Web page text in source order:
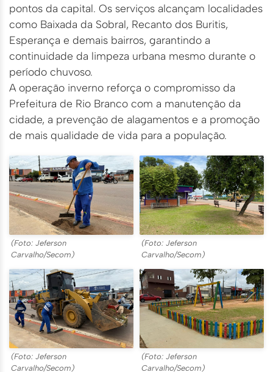
pontos da capital. Os serviços alcançam localidades
como Baixada da Sobral, Recanto dos Buritis,
Esperança e demais bairros, garantindo a
continuidade da limpeza urbana mesmo durante o
período chuvoso.
A operação inverno reforça o compromisso da
Prefeitura de Rio Branco com a manutenção da
cidade, a prevenção de alagamentos e a promoção
de mais qualidade de vida para a população.
(Foto: Jeferson
Carvalho/Secom)
(Foto: Jeferson
Carvalho/Secom)
(Foto: Jeferson
Carvalho/Secom)
(Foto: Jeferson
Carvalho/Secom)